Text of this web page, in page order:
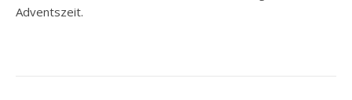
Adventszeit.